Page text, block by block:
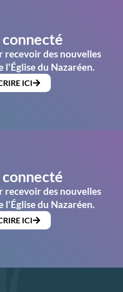
recevoir des nouvelles
l'Église du Nazaréen.
ICI
recevoir des nouvelles
l'Église du Nazaréen.
ICI